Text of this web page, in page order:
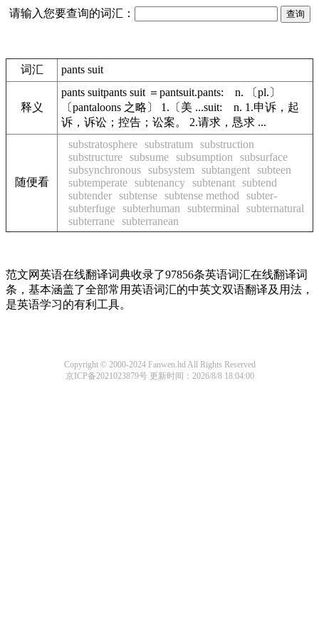
请输入您要查询的词汇：
词汇 pants suit
释义
pants suitpants suit ＝pantsuit.pants: n. 〔pl.〕
〔pantaloons 之略〕 1.〔美 ...suit: n. 1.申诉，起
诉，诉讼；控告；讼案。 2.请求，恳求 ...
随便看
substratosphere substratum
substruction
substructure subsume subsumption
subsurface
subsynchronous subsystem subtangent subteen
subtemperate subtenancy subtenant subtend
subtender subtense subtense method
subter-
subterfuge subterhuman subterminal
subternatural
subterrane subterranean
范文网英语在线翻译词典收录了97856条英语词汇在线翻译词
条，基本涵盖了全部常用英语词汇的中英文双语翻译及用法，
是英语学习的有利工具。
Copyright © 2000-2024 Fanwen.ltd All Rights Reserved
京ICP备2021023879号更新时间：2026/8/8 18:04:00